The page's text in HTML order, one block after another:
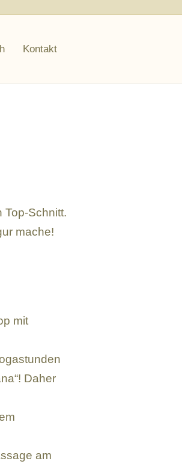
Kontakt
Top-Schnitt.
mache!
mit
Daher
am